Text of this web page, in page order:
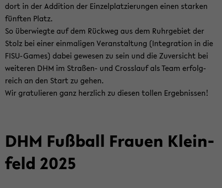
dort in der Ad­di­ti­on der Ein­zel­plat­zie­run­gen einen star­ken
fünf­ten Platz.
So über­wieg­te auf dem Rück­weg aus dem Ruhr­ge­biet der
Stolz bei einer ein­ma­li­gen Ver­an­stal­tung (In­te­gra­ti­on in die
FISU-​Games) dabei ge­we­sen zu sein und die Zu­ver­sicht bei
wei­te­ren DHM im Straßen-​ und Cross­lauf als Team er­folg­
reich an den Start zu gehen.
Wir gra­tu­lie­ren ganz herz­lich zu die­sen tol­len Er­geb­nis­sen!
DHM Fuß­ball Frau­en Klein­
feld 2025